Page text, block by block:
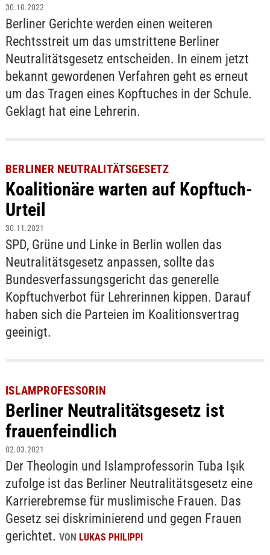
30.10.2022
Berliner Gerichte werden einen weiteren
Rechtsstreit um das umstrittene Berliner
Neutralitätsgesetz entscheiden. In einem jetzt
bekannt gewordenen Verfahren geht es erneut
um das Tragen eines Kopftuches in der Schule.
Geklagt hat eine Lehrerin.
BERLINER NEUTRALITÄTSGESETZ
Koalitionäre warten auf Kopftuch-
Urteil
30.11.2021
SPD, Grüne und Linke in Berlin wollen das
Neutralitätsgesetz anpassen, sollte das
Bundesverfassungsgericht das generelle
Kopftuchverbot für Lehrerinnen kippen. Darauf
haben sich die Parteien im Koalitionsvertrag
geeinigt.
ISLAMPROFESSORIN
Berliner Neutralitätsgesetz ist
frauenfeindlich
02.03.2021
Der Theologin und Islamprofessorin Tuba Işık
zufolge ist das Berliner Neutralitätsgesetz eine
Karrierebremse für muslimische Frauen. Das
Gesetz sei diskriminierend und gegen Frauen
gerichtet. VON LUKAS PHILIPPI